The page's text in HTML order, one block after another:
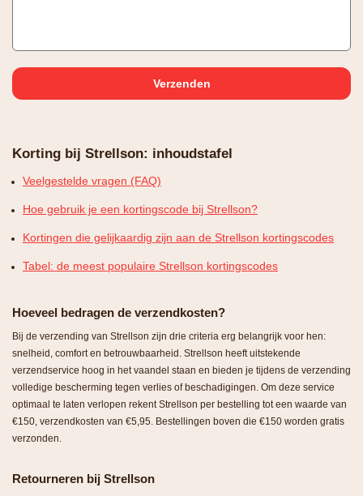
Korting bij Strellson: inhoudstafel
Veelgestelde vragen (FAQ)
Hoe gebruik je een kortingscode bij Strellson?
Kortingen die gelijkaardig zijn aan de Strellson kortingscodes
Tabel: de meest populaire Strellson kortingscodes
Hoeveel bedragen de verzendkosten?
Bij de verzending van Strellson zijn drie criteria erg belangrijk voor hen:
snelheid, comfort en betrouwbaarheid. Strellson heeft uitstekende
verzendservice hoog in het vaandel staan en bieden je tijdens de verzending
volledige bescherming tegen verlies of beschadigingen. Om deze service
optimaal te laten verlopen rekent Strellson per bestelling tot een waarde van
€150, verzendkosten van €5,95. Bestellingen boven die €150 worden gratis
verzonden.
Retourneren bij Strellson